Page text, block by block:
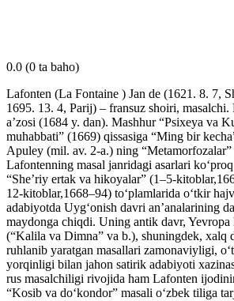
0.0 (0 ta baho)
Lafonten (La Fontaine ) Jan de (1621. 8. 7,
1695. 13. 4, Parij) – fransuz shoiri, masalchi.
aʼzosi (1684 y. dan). Mashhur “Psixeya va
muhabbati” (1669) qissasiga “Ming bir
Apuley (mil. av. 2-a.) ning “Metamorfozalar”
Lafontenning masal janridagi asarlari
“Sheʼriy ertak va hikoyalar” (1–5-
12-kitoblar,1668–94) toʻplamlarida oʻtkir
adabiyotda Uygʻonish davri anʼanalarining
maydonga chiqdi. Uning antik davr, Yevropa
(“Kalila va Dimna” va b.), shuningdek, xalq
ruhlanib yaratgan masallari zamonaviyligi,
yorqinligi bilan jahon satirik adabiyoti
rus masalchiligi rivojida ham Lafonten
“Kosib va doʻkondor” masali oʻzbek tiliga